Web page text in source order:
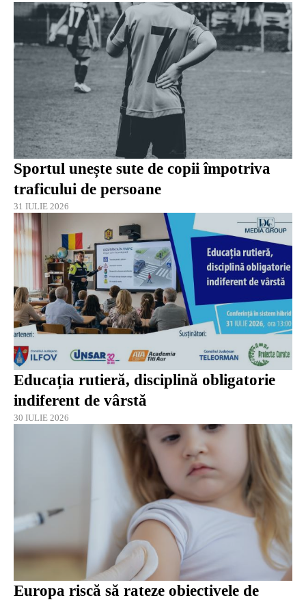
Sportul unește sute de copii împotriva
traficului de persoane
31 IULIE 2026
Educația rutieră, disciplină obligatorie
indiferent de vârstă
30 IULIE 2026
Europa riscă să rateze obiectivele de